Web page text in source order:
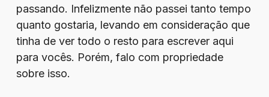
passando. Infelizmente não passei tanto tempo
quanto gostaria, levando em consideração que
tinha de ver todo o resto para escrever aqui
para vocês. Porém, falo com propriedade
sobre isso.